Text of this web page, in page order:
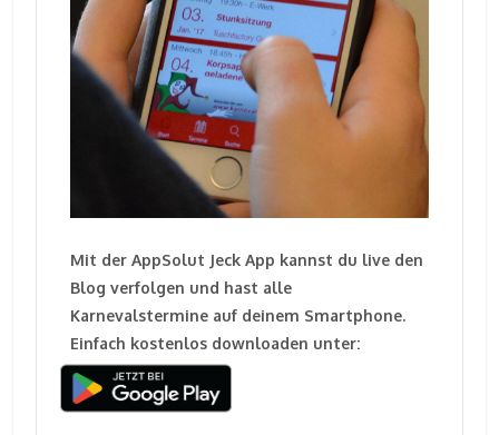
Mit der AppSolut Jeck App kannst du live den
Blog verfolgen und hast alle
Karnevalstermine auf deinem Smartphone.
Einfach kostenlos downloaden unter: